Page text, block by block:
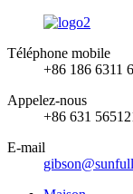
Téléphone mobile
+86 186 6311
Appelez-nous
+86 631
E-mail